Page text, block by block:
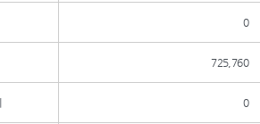
0
725,760
0